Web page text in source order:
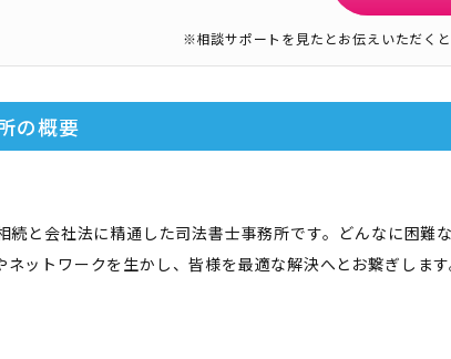
※相談サポートを見たとお伝えいただくと
の概要
続と会社法に精通した司法書士事務所です。どんなに困
ットワークを生かし、皆様を最適な解決へとお繋ぎします